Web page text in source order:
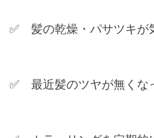
✅ 髪の乾燥・パサツキが
✅ 最近髪のツヤが無くな